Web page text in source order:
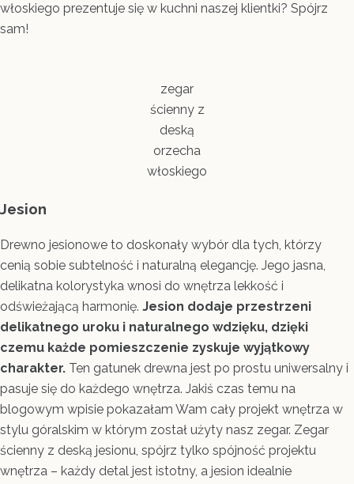
włoskiego prezentuje się w kuchni naszej klientki? Spójrz
sam!
zegar
ścienny z
deską
orzecha
włoskiego
Jesion
Drewno jesionowe to doskonały wybór dla tych, którzy
cenią sobie subtelność i naturalną elegancję. Jego jasna,
delikatna kolorystyka wnosi do wnętrza lekkość i
odświeżającą harmonię. Jesion dodaje przestrzeni
delikatnego uroku i naturalnego wdzięku, dzięki
czemu każde pomieszczenie zyskuje wyjątkowy
charakter. Ten gatunek drewna jest po prostu uniwersalny i
pasuje się do każdego wnętrza. Jakiś czas temu na
blogowym wpisie pokazałam Wam cały projekt wnętrza w
stylu góralskim w którym został użyty nasz zegar. Zegar
ścienny z deską jesionu, spójrz tylko spójność projektu
wnętrza – każdy detal jest istotny, a jesion idealnie